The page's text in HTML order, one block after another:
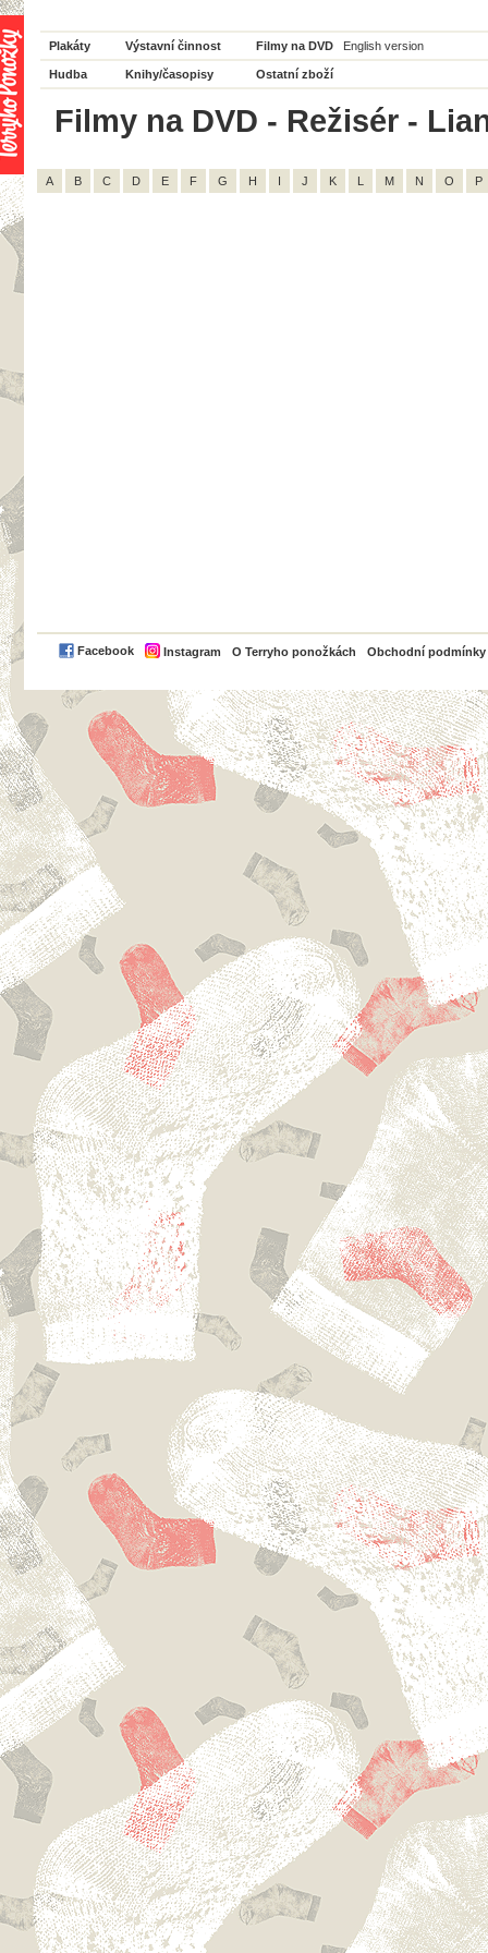
Plakáty Výstavní činnost Filmy na DVD English version
Hudba Knihy/časopisy Ostatní zboží
Filmy na DVD - Režisér -
A B C D E F G H I J K L M N O P
Facebook Instagram O Terryho ponožkách Obchodní podmínky
PayPal